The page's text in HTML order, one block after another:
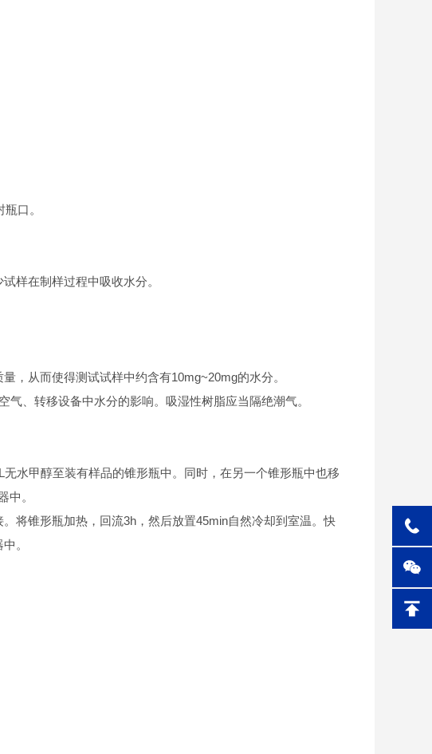
口。
样在制样过程中吸收水分。
，从而使得测试试样中约含有10mg~20mg的水分。
、转移设备中水分的影响。吸湿性树脂应当隔绝潮气。
水甲醇至装有样品的锥形瓶中。同时，在另一个锥形瓶中也移
中。
将锥形瓶加热，回流3h，然后放置45min自然冷却到室温。快
。